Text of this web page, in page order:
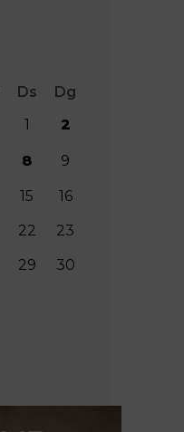
Ds
Dg
1
2
8 9
15
16
22
23
29
30